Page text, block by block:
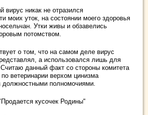
вирус никак не отразился
моих уток, на состоянии моего здоровья
Утки живы и обзавелись
потомством.
о том, что на самом деле вирус
а использовался лишь для
данный факт со стороны комитета
ветеринарии верхом цинизма
должностными полномочиями.
кусочек Родины"